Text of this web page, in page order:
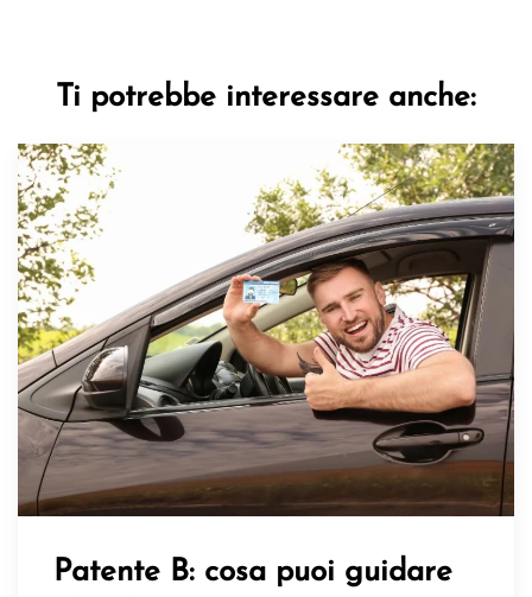
Ti potrebbe interessare anche:
Patente B: cosa puoi guidare